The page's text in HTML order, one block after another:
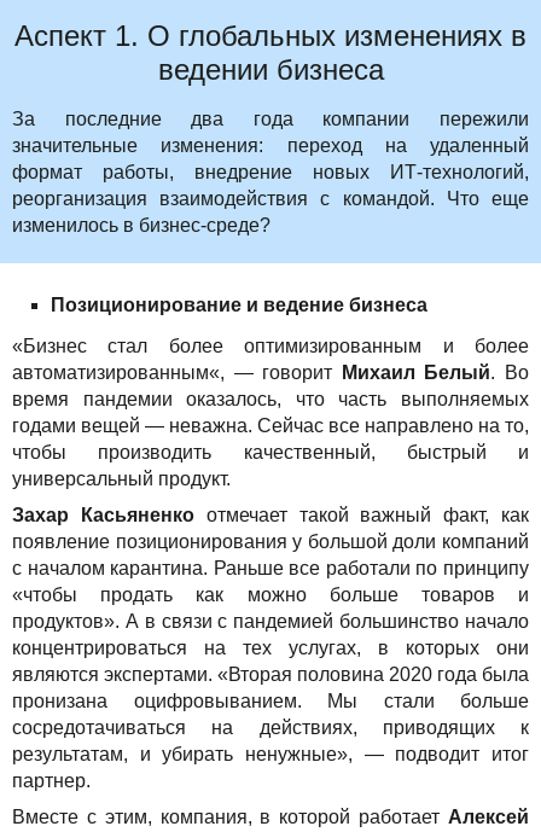
Аспект 1. О глобальных изменениях в
ведении бизнеса
За последние два года компании пережили
значительные изменения: переход на удаленный
формат работы, внедрение новых ИТ-технологий,
реорганизация взаимодействия с командой. Что еще
изменилось в бизнес-среде?
Позиционирование и ведение бизнеса
«Бизнес стал более оптимизированным и более
автоматизированным«, — говорит
Михаил Белый. Во
время пандемии оказалось, что часть выполняемых
годами вещей — неважна. Сейчас все направлено на то,
чтобы производить качественный, быстрый и
универсальный продукт.
Захар Касьяненкоотмечает такой важный факт, как
появление позиционирования у большой доли компаний
с началом карантина. Раньше все работали по принципу
«чтобы продать как можно больше товаров и
продуктов». А в связи с пандемией большинство начало
концентрироваться на тех услугах, в которых они
являются экспертами. «Вторая половина 2020 года была
пронизана оцифровыванием. Мы стали больше
сосредотачиваться на действиях, приводящих к
результатам, и убирать ненужные», — подводит итог
партнер.
Вместе с этим, компания, в которой работает Алексей